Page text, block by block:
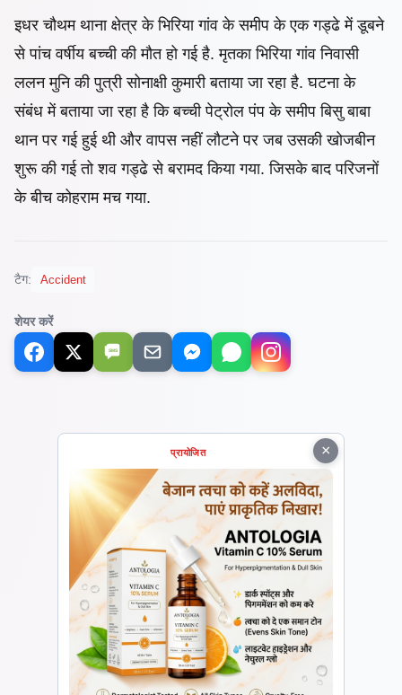
इधर चौथम थाना क्षेत्र के भिरिया गांव के समीप के एक गड्ढे में डूबने
से पांच वर्षीय बच्ची की मौत हो गई है. मृतका भिरिया गांव निवासी
ललन मुनि की पुत्री सोनाक्षी कुमारी बताया जा रहा है. घटना के
संबंध में बताया जा रहा है कि बच्ची पेट्रोल पंप के समीप बिसु बाबा
थान पर गई हुई थी और वापस नहीं लौटने पर जब उसकी खोजबीन
शुरू की गई तो शव गड्ढे से बरामद किया गया. जिसके बाद परिजनों
के बीच कोहराम मच गया.
टैग: Accident
शेयर करें
SMS
×
प्रायोजित